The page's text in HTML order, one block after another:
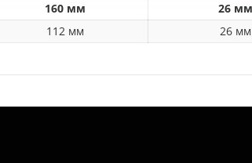
160 мм 26 мм
112 мм 26 мм